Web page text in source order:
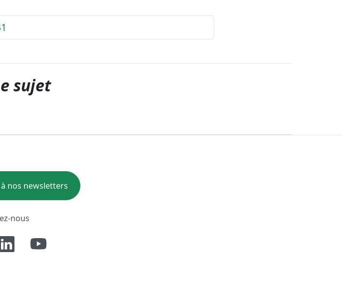
sujet
nos newsletters
nous